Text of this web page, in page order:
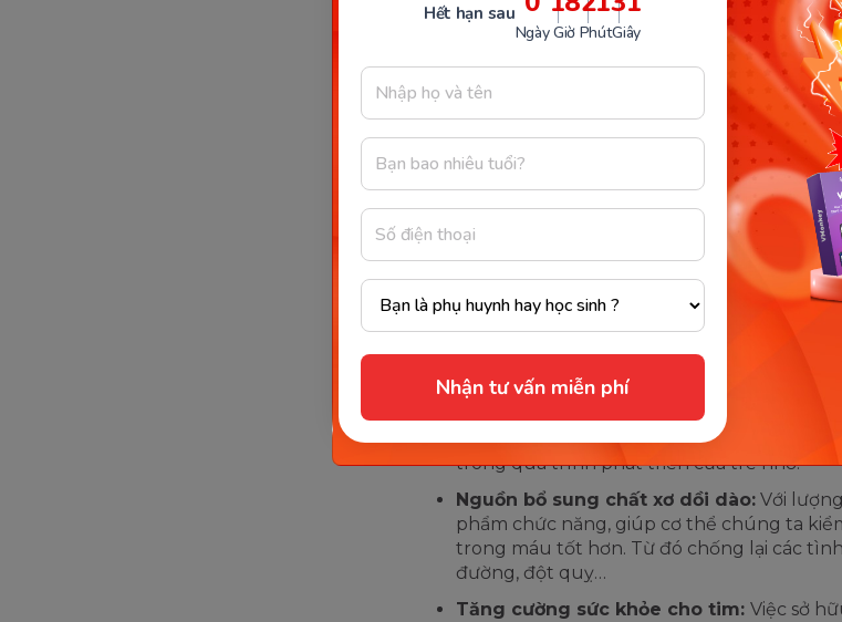
Hết hạn sau
NgàyGiờ PhútGiây
Nhận tư vấn miễn phí
cơ thể
“Dùng thực phẩm chức năng có tốt không?”
đề đang được nhiều người muốn đề cập đến
các bạn, sau đây là các công dụng phổ biến
cho các bạn tham khảo, cụ thể như sau:
Ngăn ngừa thiếu hụt dinh dưỡng:
Việc
năng kết hợp với chế độ ăn đa dạng thực
bạn đảm bảo được lượng dưỡng chất cần
việc sử dụng chúng rộng rãi đã làm tỷ lệ
toàn cầu giảm đi đáng kể.
Thúc đẩy sự tăng trưởng và phát triển ở
năng thường cung cấp một số dưỡng chất
và tăng trưởng ở bé. Các chất được tìm
sắt, kẽm, axit béo omega-3 và canxi là
trong quá trình phát triển của trẻ nhỏ.
Nguồn bổ sung chất xơ dồi dào: Với
phẩm chức năng, giúp cơ thể chúng ta
trong máu tốt hơn. Từ đó chống lại các
đường, đột quỵ…
Tăng cường sức khỏe cho tim: Việc sở